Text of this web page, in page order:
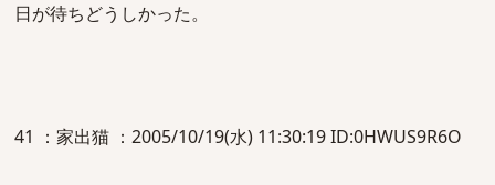
日が待ちどうしかった。
41 ：家出猫 ：2005/10/19(水) 11:30:19 ID:0HWUS9R6O